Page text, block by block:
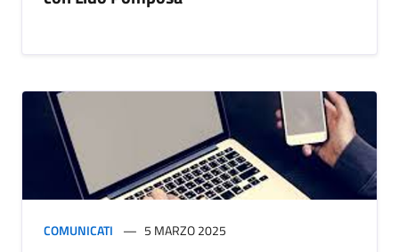
COMUNICATI 5 MARZO 2025